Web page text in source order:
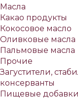
Масла
Какао продукты
Кокосовое масло
Оливковые масла
Пальмовые масла
Прочие
Загустители,
консерванты
Пищевые